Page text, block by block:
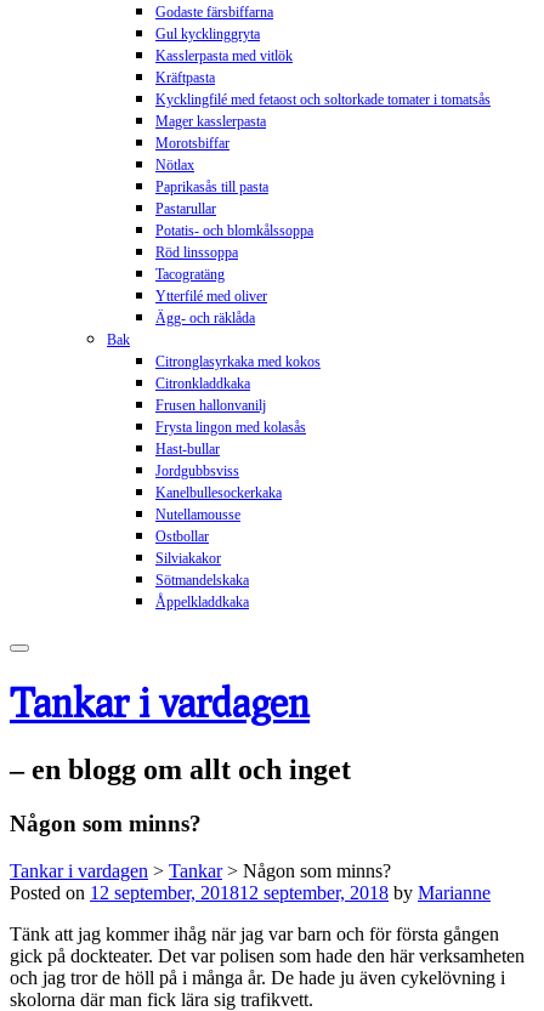
Godaste färsbiffarna
Gul kycklinggryta
Kasslerpasta med vitlök
Kräftpasta
Kycklingfilé med fetaost och soltorkade tomater i tomatsås
Mager kasslerpasta
Morotsbiffar
Nötlax
Paprikasås till pasta
Pastarullar
Potatis- och blomkålssoppa
Röd linssoppa
Tacogratäng
Ytterfilé med oliver
Ägg- och räklåda
Bak
Citronglasyrkaka med kokos
Citronkladdkaka
Frusen hallonvanilj
Frysta lingon med kolasås
Hast-bullar
Jordgubbsviss
Kanelbullesockerkaka
Nutellamousse
Ostbollar
Silviakakor
Sötmandelskaka
Åppelkladdkaka
Tankar i vardagen
– en blogg om allt och inget
Någon som minns?
Tankar i vardagen > Tankar> Någon som minns?
Posted on 12 september, 201812 september, 2018 by Marianne
Tänk att jag kommer ihåg när jag var barn och för första gången
gick på dockteater. Det var polisen som hade den här verksamheten
och jag tror de höll på i många år. De hade ju även cykelövning i
skolorna där man fick lära sig trafikvett.